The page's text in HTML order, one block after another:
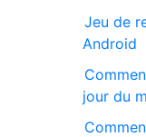
Jeu de
Android
jour du